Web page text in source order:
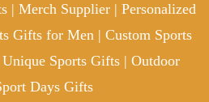
| Merch Supplier | Personalized
Gifts for Men | Custom Sports
Unique Sports Gifts | Outdoor
Days Gifts